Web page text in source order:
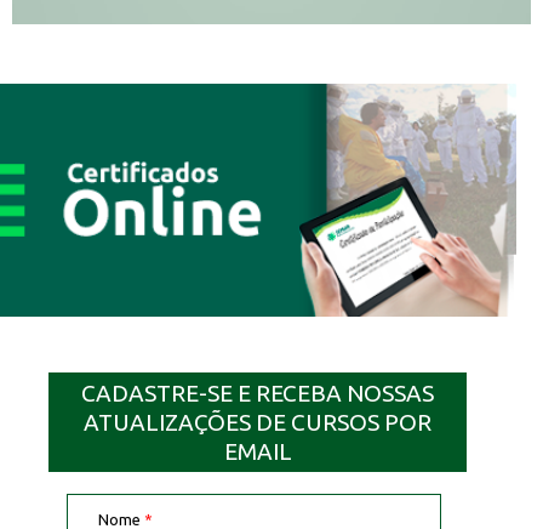
CADASTRE-SE E RECEBA NOSSAS
ATUALIZAÇÕES DE CURSOS POR
EMAIL
Nome *